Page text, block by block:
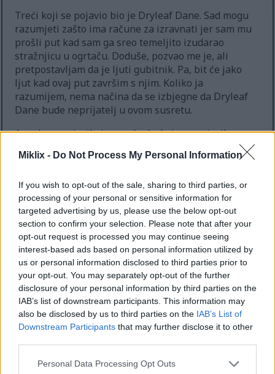
Miklix - Do Not Process My Personal Information
If you wish to opt-out of the sale, sharing to third parties, or
processing of your personal or sensitive information for
targeted advertising by us, please use the below opt-out
section to confirm your selection. Please note that after your
opt-out request is processed you may continue seeing
interest-based ads based on personal information utilized by
us or personal information disclosed to third parties prior to
your opt-out. You may separately opt-out of the further
disclosure of your personal information by third parties on the
IAB’s list of downstream participants. This information may
also be disclosed by us to third parties on the IAB’s List of
Downstream Participants that may further disclose it to other
Please note that this website/app uses one or more Google
Personal Data Processing Opt Outs
Treći koji se pojavio bio je Dryleaf Dane. Sad mogu
razumjeti zašto ima račune za izravnati jer sam mu
prošli put kad sam ga sreo temeljito izudarao
stražnjicu u ogrtaču. Doduše, pozvao me je, ali
pretpostavljam da je ljuti gubitnik. Pa, bit će jako
ljut kad ovaj put završim s njim. Koliko ja
razumijem, nema načina da se izbjegne da Dryleaf
Dane bude neprijatelj u ovom susretu.
A onda se pojavila i sama Leda, koja se pojavila
posljednja, očito se nadajući da će njezini takozvani
saveznici završiti posao kako ona ne bi morala.
prijetnjom Miquellinom usponu, ali budući da sam
već odustao od toga da postanem Elden Lord kako
bih se tisuću godina zabavljao s Ranni, mislim da je
samo paranoična. Srećom, smrt liječi paranoju, pa
sam joj na kraju uspio pomoći. Previše sam
ljubazan, znam.
Sada uobičajeni dosadni detalji o mom liku. Igram
uglavnom kao Dexterity build. Moja oružja za blisku
borbu su Rivers of Blood i Uchigatana s Keen
afinitetom. Bio sam na 223. razini i Scadutree
Blessingu 19 kada je ovaj video snimljen, što mislim
da je razumno za ovog bossa. Uvijek tražim idealnu
sredinu gdje nije dosadno lagan način igre, ali i nije